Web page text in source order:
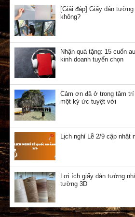
[Giải đáp] Giấy dán
không?
Nhận quà tặng: 15 cuốn
kinh doanh tuyển chọn
Cảm ơn đã ở trong tâm
một ký ức tuyệt vời
Lịch nghỉ Lễ 2/9 cập nhật
Lợi ích giấy dán tường
tường 3D